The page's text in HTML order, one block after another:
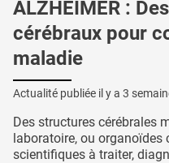
ALZHEIMER :
cérébraux pour
maladie
Actualité publiée il y a 3
Des structures cérébrales
laboratoire, ou organoïdes
scientifiques à traiter,